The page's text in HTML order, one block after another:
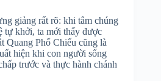
giảng rất rõ: khi tâm chúng
tự khởi, ta mới thấy được
Quang Phổ Chiếu cũng là
hiện khi con người sống
trước và thực hành chánh